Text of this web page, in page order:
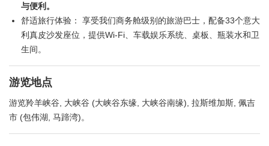
与便利。
舒适旅行体验： 享受我们商务舱级别的旅游巴士，配备33个意大
利真皮沙发座位，提供Wi-Fi、车载娱乐系统、桌板、瓶装水和卫
生间。
游览地点
游览羚羊峡谷, 大峡谷 (大峡谷东缘, 大峡谷南缘), 拉斯维加斯, 佩吉
市 (包伟湖, 马蹄湾)。